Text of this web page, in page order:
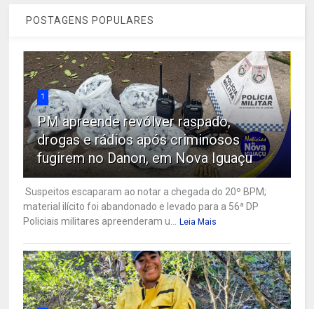
POSTAGENS POPULARES
1
PM apreende revólver raspado,
drogas e rádios após criminosos
fugirem no Danon, em Nova Iguaçu
Suspeitos escaparam ao notar a chegada do 20º BPM;
material ilícito foi abandonado e levado para a 56ª DP
Policiais militares apreenderam u... Leia Mais